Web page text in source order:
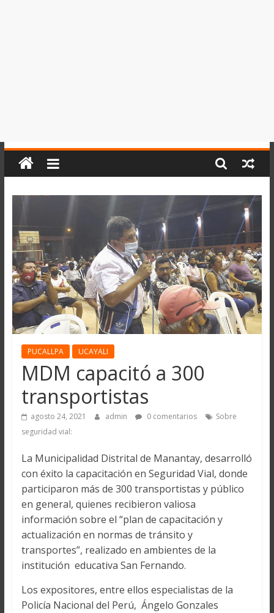
PUCALLPA UCAYALI
MDM capacitó a 300
transportistas
agosto 24, 2021 admin 0 comentarios
Sobre
seguridad vial:
La Municipalidad Distrital de Manantay, desarrolló
con éxito la capacitación en Seguridad Vial, donde
participaron más de 300 transportistas y público
en general, quienes recibieron valiosa
información sobre el “plan de capacitación y
actualización en normas de tránsito y
transportes”, realizado en ambientes de la
institución educativa San Fernando.
Los expositores, entre ellos especialistas de la
Policía Nacional del Perú, Ángelo Gonzales